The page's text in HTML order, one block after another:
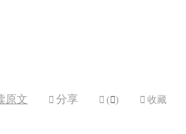
原文  分享  ( )  收藏